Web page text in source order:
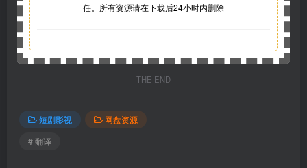
任。所有资源请在下载后24小时内删除
THE END
短剧影视
网盘资源
# 翻译